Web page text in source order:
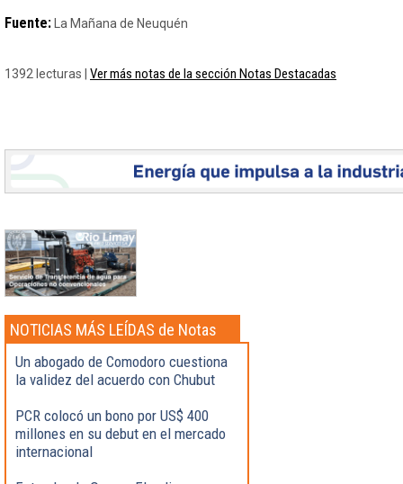
Fuente: La Mañana de Neuquén
1392 lecturas | Ver más notas de la sección Notas Destacadas
NOTICIAS MÁS LEÍDAS de Notas
Destacadas
Un abogado de Comodoro cuestiona
la validez del acuerdo con Chubut
PCR colocó un bono por US$ 400
millones en su debut en el mercado
internacional